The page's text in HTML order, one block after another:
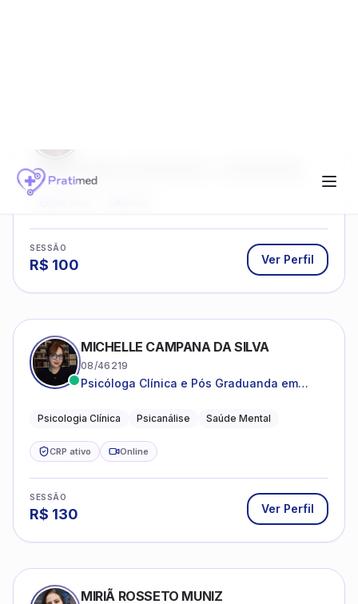
estruturada e baseada em ciência.
Terapia Cognitivo-Comportamental
SESSÃO
R$ 100 Ver Perfil
MICHELLE CAMPANA DA SILVA
08/46219
Psicóloga Clínica e Pós Graduanda em
Psicologia Clínica Psicanálise Saúde Mental
CRP ativo Online
SESSÃO
R$ 130 Ver Perfil
MIRIÃ ROSSETO MUNIZ